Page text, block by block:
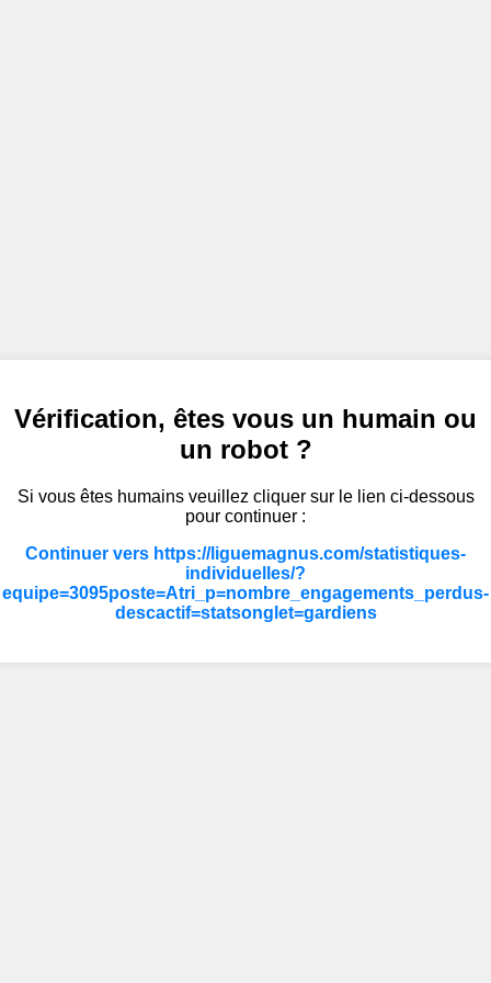
Vérification, êtes vous un humain ou
un robot ?
Si vous êtes humains veuillez cliquer sur le lien ci-dessous
pour continuer :
Continuer vers https://liguemagnus.com/statistiques-
individuelles/?
equipe=3095poste=Atri_p=nombre_engagements_perdus-
descactif=statsonglet=gardiens